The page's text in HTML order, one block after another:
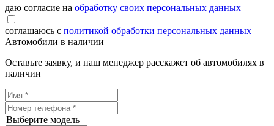
даю согласие на обработку своих персональных данных
соглашаюсь с политикой обработки персональных данных
Автомобили в наличии
Оставьте заявку, и наш менеджер расскажет об автомобилях в
наличии
Выберите модель